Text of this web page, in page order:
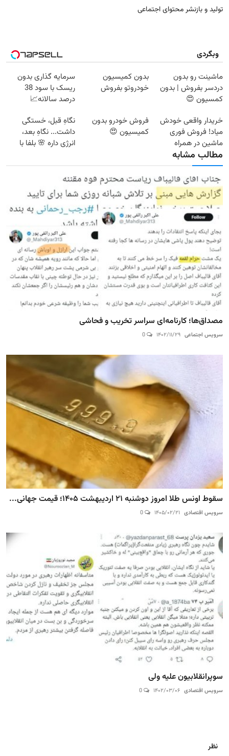
تولید و بازنشر محتوای اجتماعی
وبگردی
ماشینت رو بدون
دردسر بفروش | بدون
کمسیون 😍
بدون کمیسیون
خودروتو بفروش
سرمایه گذاری بدون
ریسک با سود 38
درصد سالانه📈
خریدار واقعی خودش
میاد! فروش فوری
ماشین در همراه
مکانیک
فروش خودرو بدون
کمیسیون 😍
نگاهِ قبل، خستگی
داشت... نگاهِ بعد،
انرژی داره 🌸 بلفا با
مطالب مشابه
مصداق‌ها؛ کارنامه‌ای سراسر تخریب و فحاشی
سرویس اجتماعی ۱۴۰۲/۱۱/۲۹
سقوط اونس طلا امروز دوشنبه ۲۱ اردیبهشت ۱۴۰۵؛ قیمت جهانی...
سرویس اقتصادی ۱۴۰۵/۰۲/۲۱
سوپرانقلابیون علیه ولی
سرویس اقتصادی ۱۴۰۲/۰۳/۰۶
نظر